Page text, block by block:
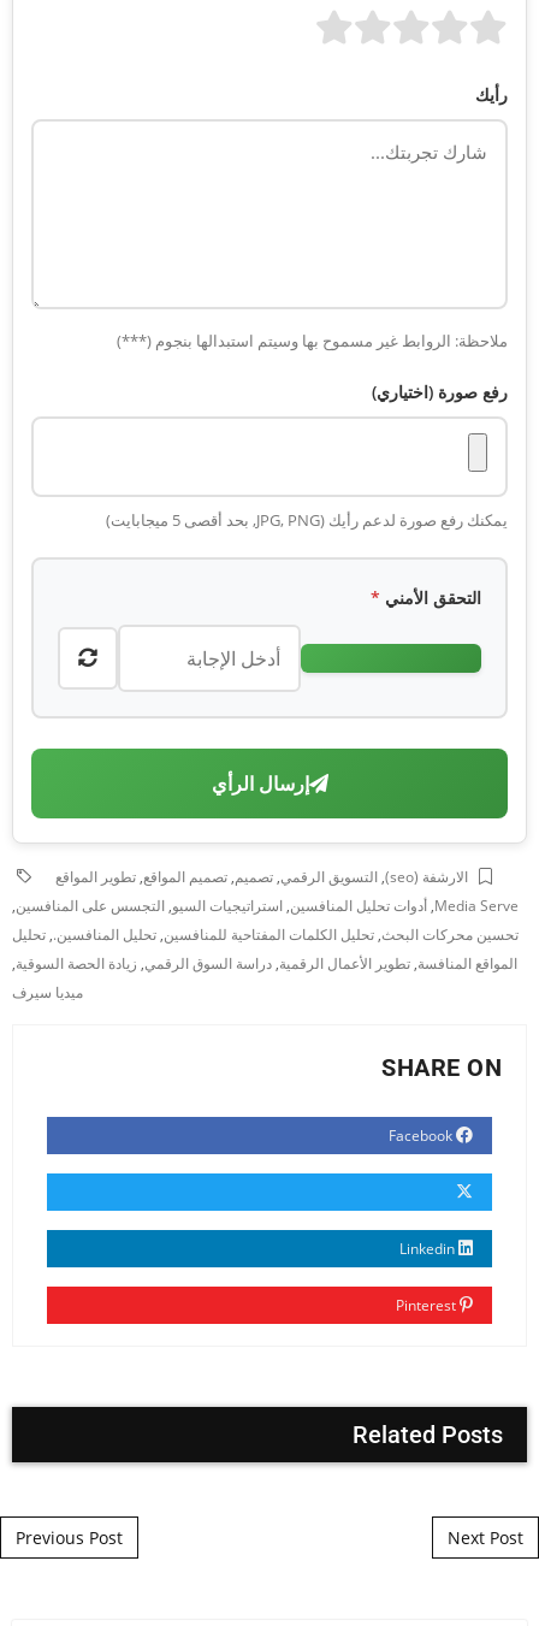
رأيك
ملاحظة: الروابط غير مسموح بها وسيتم استبدالها بنجوم (***)
رفع صورة (اختياري)
يمكنك رفع صورة لدعم رأيك (JPG, PNG, بحد أقصى 5 ميجابايت)
التحقق الأمني *
إرسال الرأي
الارشفة (seo) , التسويق الرقمي, تصميم, تصميم المواقع, تطوير المواقع
Media Serve
, أدوات تحليل المنافسين, استراتيجيات السيو, التجسس على المنافسين,
تحسين محركات البحث, تحليل الكلمات المفتاحية للمنافسين, تحليل المنافسين., تحليل
المواقع المنافسة, تطوير الأعمال الرقمية, دراسة السوق الرقمي, زيادة الحصة السوقية,
ميديا سيرف
SHARE ON
Related Posts
Post navigation
Previous Post Next Post